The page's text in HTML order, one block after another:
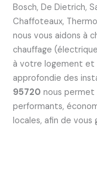
Bosch, De Dietrich,
Chaffoteaux,
nous vous aidons à
chauffage
à votre logement et
approfondie des
95720 nous permet
performants,
locales, afin de